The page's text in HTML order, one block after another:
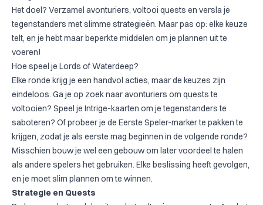
Het doel? Verzamel avonturiers, voltooi quests en versla je
tegenstanders met slimme strategieën. Maar pas op: elke keuze
telt, en je hebt maar beperkte middelen om je plannen uit te
voeren!
Hoe speel je Lords of Waterdeep?
Elke ronde krijg je een handvol acties, maar de keuzes zijn
eindeloos. Ga je op zoek naar avonturiers om quests te
voltooien? Speel je Intrige-kaarten om je tegenstanders te
saboteren? Of probeer je de Eerste Speler-marker te pakken te
krijgen, zodat je als eerste mag beginnen in de volgende ronde?
Misschien bouw je wel een gebouw om later voordeel te halen
als andere spelers het gebruiken. Elke beslissing heeft gevolgen,
en je moet slim plannen om te winnen.
Strategie en Quests